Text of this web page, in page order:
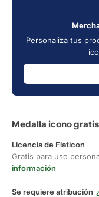
Personaliza tus
Medalla icono gratis
Licencia de Flaticon
Gratis para uso
información
Se requiere atribución